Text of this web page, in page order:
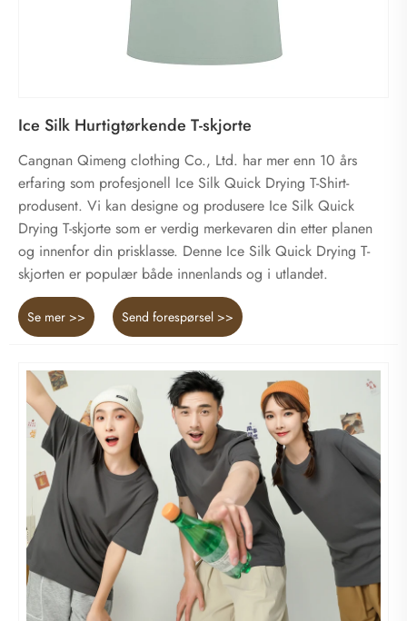
Ice Silk Hurtigtørkende T-skjorte
Cangnan Qimeng clothing Co., Ltd. har mer enn 10 års
erfaring som profesjonell Ice Silk Quick Drying T-Shirt-
produsent. Vi kan designe og produsere Ice Silk Quick
Drying T-skjorte som er verdig merkevaren din etter planen
og innenfor din prisklasse. Denne Ice Silk Quick Drying T-
skjorten er populær både innenlands og i utlandet.
Se mer >> Send forespørsel >>